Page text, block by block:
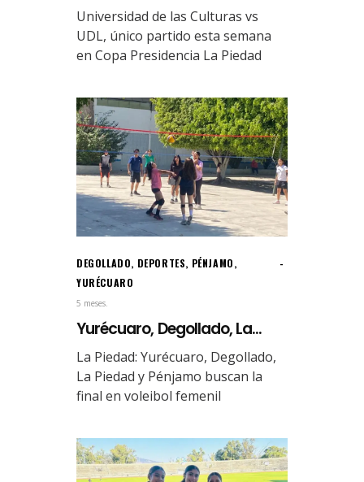
Universidad de las Culturas vs
UDL, único partido esta semana
en Copa Presidencia La Piedad
DEGOLLADO, DEPORTES, PÉNJAMO,
YURÉCUARO
5 meses.
Yurécuaro, Degollado, La...
La Piedad: Yurécuaro, Degollado,
La Piedad y Pénjamo buscan la
final en voleibol femenil